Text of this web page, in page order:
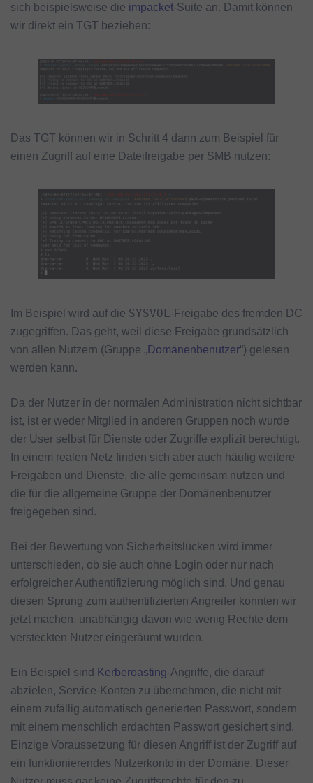
sich beispielsweise die impacket-Suite an. Damit können
wir direkt ein TGT beziehen:
Das TGT können wir in Schritt 4 dann zum Beispiel für
einen Zugriff auf eine Dateifreigabe per SMB nutzen:
Im Beispiel wird auf die SYSVOL-Freigabe des fremden DC
zugegriffen. Das geht, weil diese Freigabe grundsätzlich
von allen Nutzern (Gruppe „Domänenbenutzer“) gelesen
werden kann.
Da der Nutzer in der normalen Administration nicht sichtbar
ist, ist er weder Mitglied in anderen Gruppen noch wurde
der User selbst für Dienste oder Zugriffe explizit berechtigt.
In einem realen Netz finden sich aber auch häufig weitere
Freigaben und Dienste, die alle gemeinsam nutzen und
die für die allgemeine Gruppe der Domänenbenutzer
freigegeben sind.
Bei der Bewertung von Sicherheitslücken wird immer
unterschieden, ob sie auch ohne Login oder nur nach
erfolgreicher Authentifizierung möglich sind. Und genau
diesen Sprung zum authentifizierten Angreifer konnten wir
jetzt machen, unabhängig davon wie wenig Rechte dem
versteckten Nutzer eingeräumt wurden.
Ein Beispiel sind Kerberoasting-Angriffe, die darauf
abzielen, Service-Konten zu übernehmen, die nicht mit
einem zufällig automatisch generierten Passwort, sondern
mit einem menschlich erdachten Passwort gesichert sind.
Einzige Voraussetzung für diesen Angriff ist der Zugriff auf
ein funktionierendes Nutzerkonto in der Domäne. Dieser